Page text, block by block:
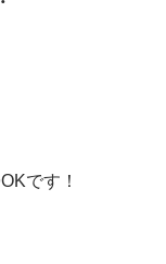
です！